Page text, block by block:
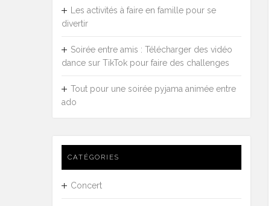
Les activités à faire en famille pour se
divertir
Soirée entre amis : Télécharger des vidéo
dance sur TikTok pour faire des challenges
Tout pour une soirée pyjama animée entre
ado
CATÉGORIES
Concert